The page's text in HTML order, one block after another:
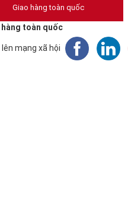
Giao hàng toàn quốc
hàng toàn quốc
lên mạng xã hội